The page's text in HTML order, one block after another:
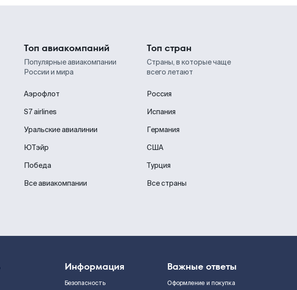
Топ авиакомпаний
Популярные авиакомпании
России и мира
Аэрофлот
S7 airlines
Уральские авиалинии
ЮТэйр
Победа
Все авиакомпании
Топ стран
Страны, в которые чаще
всего летают
Россия
Испания
Германия
США
Турция
Все страны
Информация
Безопасность
Важные ответы
Оформление и покупка